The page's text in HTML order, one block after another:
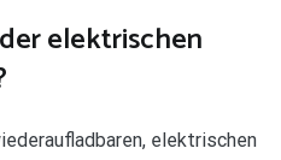
elektrischen
elektrischen